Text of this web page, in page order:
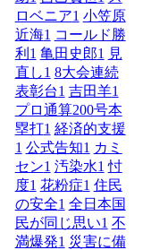
ロベニア1 小笠原
近海1 コールド勝
利 1 亀田史郎1 見
直し1 8大会連続
表彰台1 吉田羊1
プロ通算200号本
塁打1 経済的支援
1 公式告知1 カミ
セン1 汚染水1 忖
度1 花粉症1 住民
の安全1 全日本国
民が同じ思い1 不
満爆発1 災害に備